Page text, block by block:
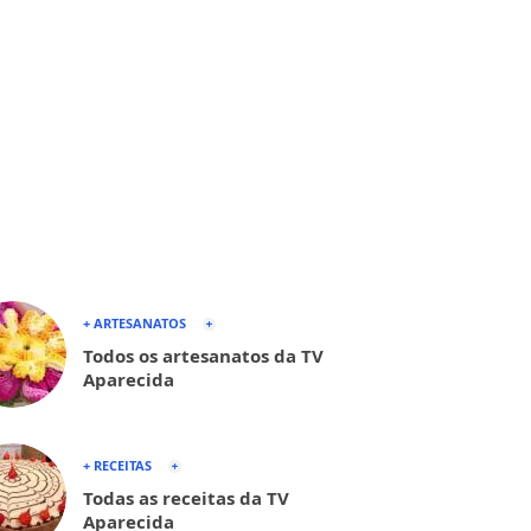
+ ARTESANATOS
Todos os artesanatos da TV
Aparecida
+ RECEITAS
Todas as receitas da TV
Aparecida